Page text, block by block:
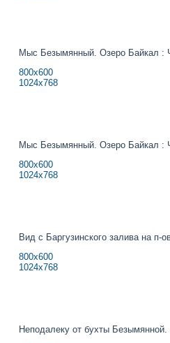
Мыс Безымянный. Озеро Байкал :
800х600
1024х768
Мыс Безымянный. Озеро Байкал :
800х600
1024х768
Вид с Баргузинского залива на
800х600
1024х768
Неподалеку от бухты